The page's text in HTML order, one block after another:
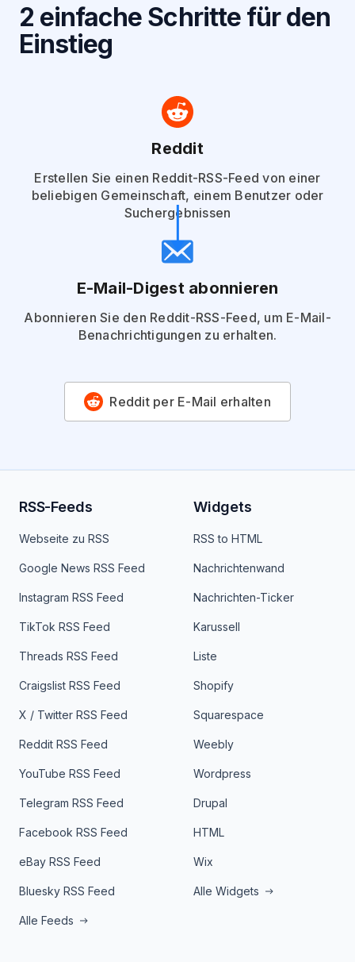
2 einfache Schritte für den
Einstieg
Reddit
Erstellen Sie einen Reddit-RSS-Feed von einer
beliebigen Gemeinschaft, einem Benutzer oder
Suchergebnissen
E-Mail-Digest abonnieren
Abonnieren Sie den Reddit-RSS-Feed, um E-Mail-
Benachrichtigungen zu erhalten.
Reddit per E-Mail erhalten
RSS-Feeds
Webseite zu RSS
Google News RSS Feed
Instagram RSS Feed
TikTok RSS Feed
Threads RSS Feed
Craigslist RSS Feed
X / Twitter RSS Feed
Reddit RSS Feed
YouTube RSS Feed
Telegram RSS Feed
Facebook RSS Feed
eBay RSS Feed
Bluesky RSS Feed
Alle Feeds
Widgets
RSS to HTML
Nachrichtenwand
Nachrichten-Ticker
Karussell
Liste
Shopify
Squarespace
Weebly
Wordpress
Drupal
HTML
Wix
Alle Widgets